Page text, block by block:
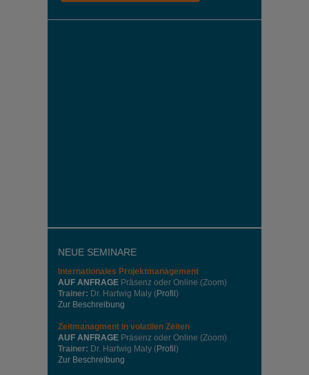
NEUE SEMINARE
Internationales Projektmanagement
AUF ANFRAGE Präsenz oder Online (Zoom)
Trainer: Dr. Hartwig Maly (Profil )
Zur Beschreibung
Zeitmanagment in volatilen Zeiten
AUF ANFRAGE Präsenz oder Online (Zoom)
Trainer: Dr. Hartwig Maly (Profil )
Zur Beschreibung